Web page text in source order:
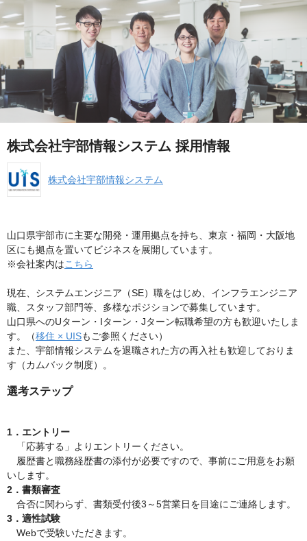
株式会社宇部情報システム 採用情報
株式会社宇部情報システム
山口県宇部市に主要な開発・運用拠点を持ち、東京・福岡・大阪地
区にも拠点を置いてビジネスを展開しています。
※会社案内はこちら
現在、システムエンジニア（SE）職をはじめ、インフラエンジニア
職、スタッフ部門等、多様なポジションで募集しています。
山口県へのUターン・Iターン・Jターン転職希望の方も歓迎いたしま
す。（移住 × UISもご参照ください）
また、宇部情報システムを退職された方の再入社も歓迎しておりま
す（カムバック制度）。
選考ステップ
1．エントリー
「応募する」よりエントリーください。
履歴書と職務経歴書の添付が必要ですので、事前にご用意をお願
いします。
2．書類審査
合否に関わらず、書類受付後3～5営業日を目途にご連絡します。
3．適性試験
Webで受験いただきます。